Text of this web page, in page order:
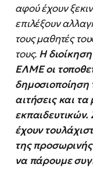
αφού έχουν
επιλέξουν
τους μαθητές
τους. Η
ΕΛΜΕ οι
δημοσιοποίηση
αιτήσεις και
έχουν
της
να πάρουμε